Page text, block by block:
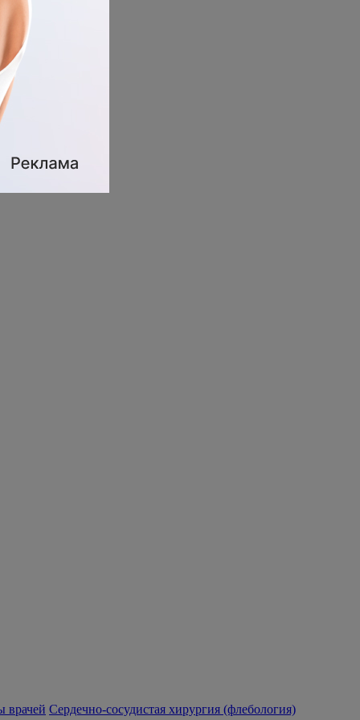
врачей Сердечно-сосудистая хирургия (флебология)